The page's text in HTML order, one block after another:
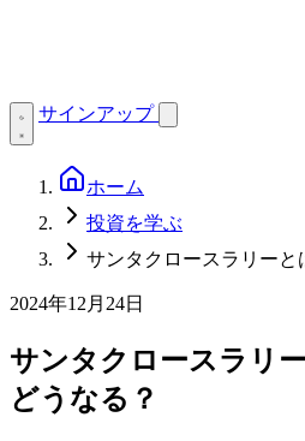
サインアップ
ホーム
投資を学ぶ
サンタクロースラリーと
2024年12月24日
サンタクロースラリ
どうなる？